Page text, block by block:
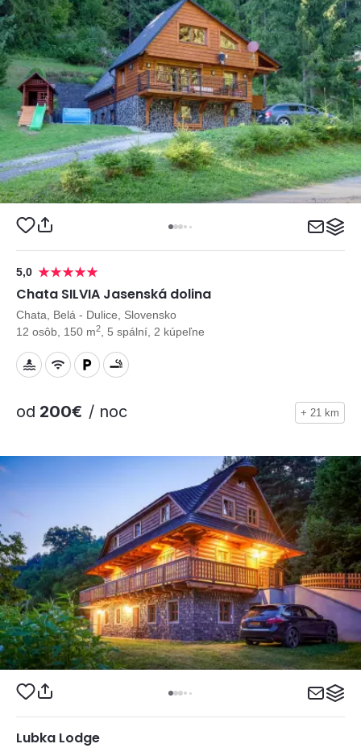
5,0
Chata SILVIA Jasenská dolina
Chata, Belá - Dulice, Slovensko
12 osôb, 150 m2 , 5 spální, 2 kúpeľne
od 200€ / noc + 21 km
Lubka Lodge